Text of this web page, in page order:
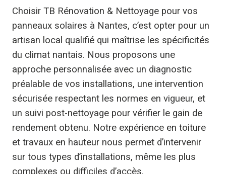
Choisir TB Rénovation & Nettoyage pour vos
panneaux solaires à Nantes, c’est opter pour un
artisan local qualifié qui maîtrise les spécificités
du climat nantais. Nous proposons une
approche personnalisée avec un diagnostic
préalable de vos installations, une intervention
sécurisée respectant les normes en vigueur, et
un suivi post-nettoyage pour vérifier le gain de
rendement obtenu. Notre expérience en toiture
et travaux en hauteur nous permet d’intervenir
sur tous types d’installations, même les plus
complexes ou difficiles d’accès.